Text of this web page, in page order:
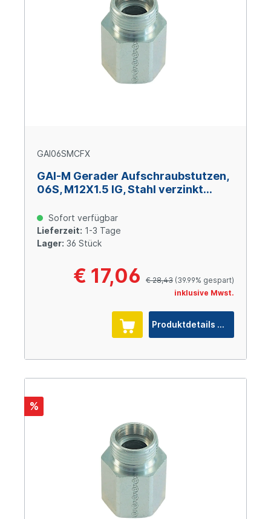
GAI06SMCFX
GAI-M Gerader Aufschraubstutzen,
06S, M12X1.5 IG, Stahl verzinkt
Sofort verfügbar
Lieferzeit: 1-3 Tage
Lager: 36 Stück
€ 17,06 € 28,43 (39.99% gespart)
inklusive Mwst.
Produktdetails
%